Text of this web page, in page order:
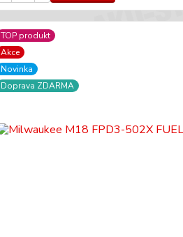
TOP produkt
Akce
Novinka
Doprava ZDARMA